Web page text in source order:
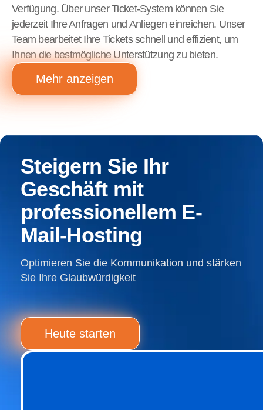
Verfügung. Über unser Ticket-System können Sie
jederzeit Ihre Anfragen und Anliegen einreichen. Unser
Team bearbeitet Ihre Tickets schnell und effizient, um
Ihnen die bestmögliche Unterstützung zu bieten.
Mehr anzeigen
Steigern Sie Ihr
Geschäft mit
professionellem E-
Mail-Hosting
Optimieren Sie die Kommunikation und stärken
Sie Ihre Glaubwürdigkeit
Heute starten